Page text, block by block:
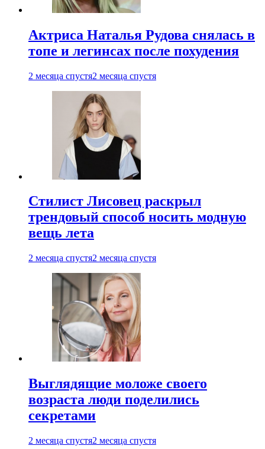
Актриса Наталья Рудова снялась в
топе и легинсах после похудения
2 месяца спустя2 месяца спустя
Стилист Лисовец раскрыл
трендовый способ носить модную
вещь лета
2 месяца спустя2 месяца спустя
Выглядящие моложе своего
возраста люди поделились
секретами
2 месяца спустя2 месяца спустя